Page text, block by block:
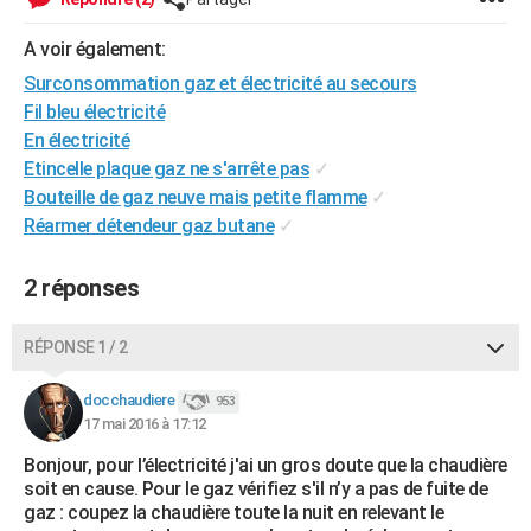
A voir également:
Surconsommation gaz et électricité au secours
Fil bleu électricité
En électricité
Etincelle plaque gaz ne s'arrête pas ✓
Bouteille de gaz neuve mais petite flamme ✓
Réarmer détendeur gaz butane ✓
2 réponses
RÉPONSE 1 / 2
docchaudiere 953
17 mai 2016 à 17:12
Bonjour, pour l’électricité j'ai un gros doute que la chaudière
soit en cause. Pour le gaz vérifiez s'il n’y a pas de fuite de
gaz : coupez la chaudière toute la nuit en relevant le